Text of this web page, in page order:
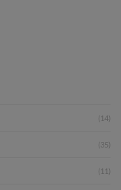
(14)
(35)
(11)